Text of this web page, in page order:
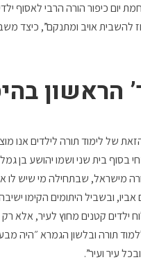
יום כיפור הורה הרבי לאסוף
להשבית אויב ומתנקם”, כיצד
הראשון
של לימוד תורה לילדים
בסוף בית שני ושמו יהושע בן
מישראל, שבתחילה מי שיש לו
אביו, ובשביל היתומים הקימו
ילדים קטנים מחוץ לעיר, אלא
תורה ובלשון הגמרא ״היה
עיר ועיר”.